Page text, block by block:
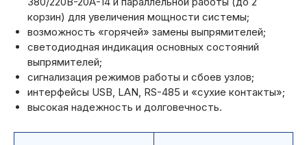
корзин) для увеличения мощности системы;
возможность «горячей» замены выпрямителей;
светодиодная индикация основных состояний
выпрямителей;
сигнализация режимов работы и сбоев узлов;
интерфейсы USB, LAN, RS-485 и «сухие контакты»;
высокая надежность и долговечность.